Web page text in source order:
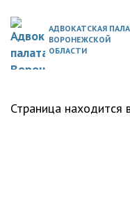
АДВОКАТСКАЯ
ВОРОНЕЖСКОЙ
ОБЛАСТИ
Страница находится